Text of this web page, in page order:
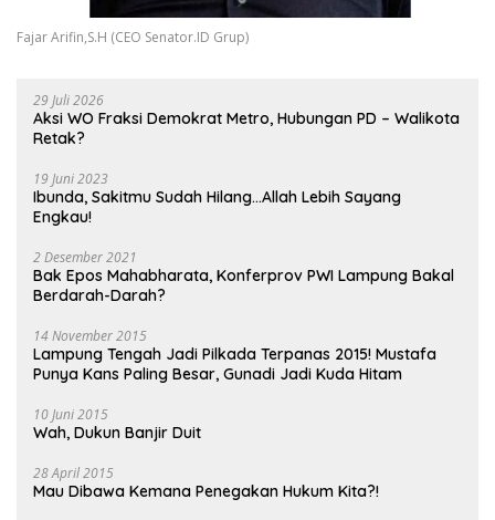
Fajar Arifin,S.H (CEO Senator.ID Grup)
29 Juli 2026
Aksi WO Fraksi Demokrat Metro, Hubungan PD – Walikota
Retak?
19 Juni 2023
Ibunda, Sakitmu Sudah Hilang…Allah Lebih Sayang
Engkau!
2 Desember 2021
Bak Epos Mahabharata, Konferprov PWI Lampung Bakal
Berdarah-Darah?
14 November 2015
Lampung Tengah Jadi Pilkada Terpanas 2015! Mustafa
Punya Kans Paling Besar, Gunadi Jadi Kuda Hitam
10 Juni 2015
Wah, Dukun Banjir Duit
28 April 2015
Mau Dibawa Kemana Penegakan Hukum Kita?!